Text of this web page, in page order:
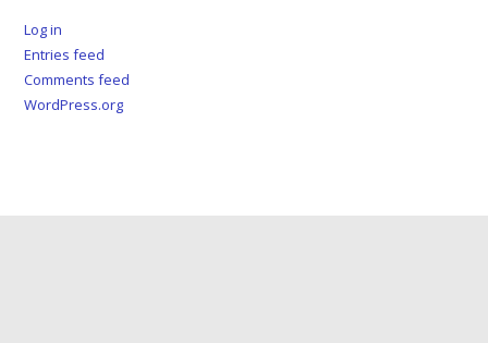
Log in
Entries feed
Comments feed
WordPress.org